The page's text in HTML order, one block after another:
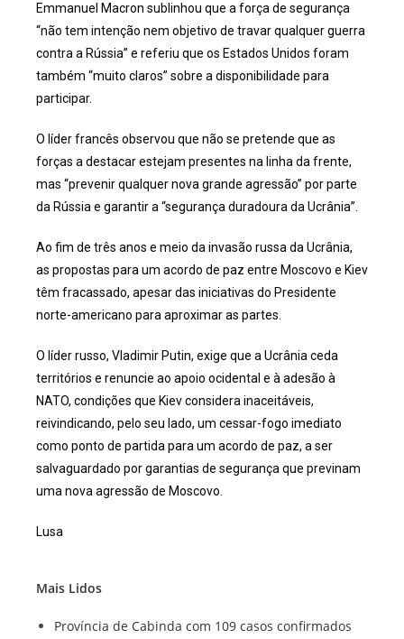
Emmanuel Macron sublinhou que a força de segurança
“não tem intenção nem objetivo de travar qualquer guerra
contra a Rússia” e referiu que os Estados Unidos foram
também “muito claros” sobre a disponibilidade para
participar.
O líder francês observou que não se pretende que as
forças a destacar estejam presentes na linha da frente,
mas “prevenir qualquer nova grande agressão” por parte
da Rússia e garantir a “segurança duradoura da Ucrânia”.
Ao fim de três anos e meio da invasão russa da Ucrânia,
as propostas para um acordo de paz entre Moscovo e Kiev
têm fracassado, apesar das iniciativas do Presidente
norte-americano para aproximar as partes.
O líder russo, Vladimir Putin, exige que a Ucrânia ceda
territórios e renuncie ao apoio ocidental e à adesão à
NATO, condições que Kiev considera inaceitáveis,
reivindicando, pelo seu lado, um cessar-fogo imediato
como ponto de partida para um acordo de paz, a ser
salvaguardado por garantias de segurança que previnam
uma nova agressão de Moscovo.
Lusa
Mais Lidos
Província de Cabinda com 109 casos confirmados